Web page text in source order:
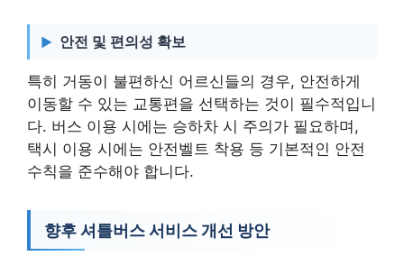
안전 및 편의성 확보
특히 거동이 불편하신 어르신들의 경우, 안전하게
이동할 수 있는 교통편을 선택하는 것이 필수적입니
다. 버스 이용 시에는 승하차 시 주의가 필요하며,
택시 이용 시에는 안전벨트 착용 등 기본적인 안전
수칙을 준수해야 합니다.
향후 셔틀버스 서비스 개선 방안